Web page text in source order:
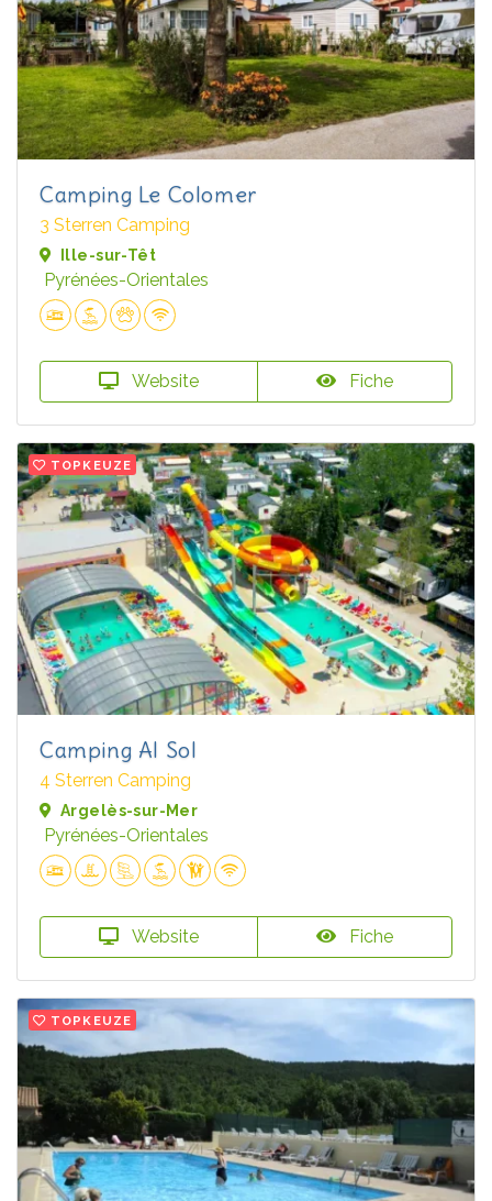
Camping Le Colomer
3 Sterren Camping
Ille-sur-Têt
Pyrénées-Orientales
Website Fiche
TOPKEUZE
Camping Al Sol
4 Sterren Camping
Argelès-sur-Mer
Pyrénées-Orientales
Website Fiche
TOPKEUZE